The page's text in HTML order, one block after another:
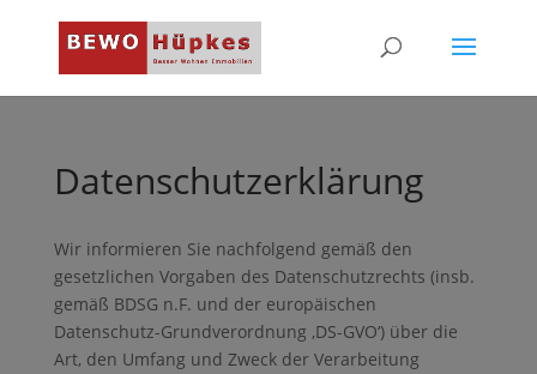
Datenschutzerklärung
Wir informieren Sie nachfolgend gemäß den
gesetzlichen Vorgaben des Datenschutzrechts (insb.
gemäß BDSG n.F. und der europäischen
Datenschutz-Grundverordnung ‚DS-GVO‘) über die
Art, den Umfang und Zweck der Verarbeitung